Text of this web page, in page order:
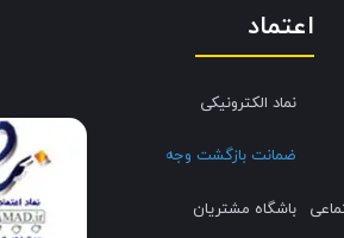
اعتماد
نماد الکترونیکی
ضمانت بازگشت وجه
باشگاه مشتریان